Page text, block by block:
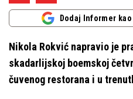
Dodaj Informer
Nikola Rokvić napravio je
skadarlijskoj boemskoj
čuvenog restorana i u